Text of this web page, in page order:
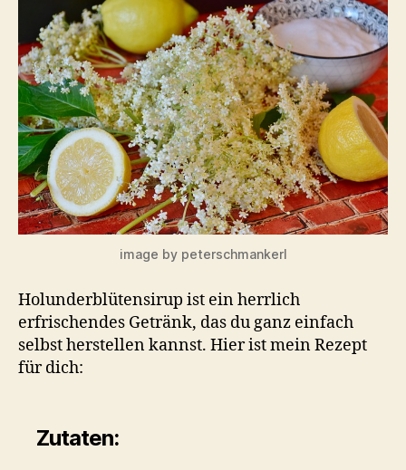
image by peterschmankerl
Holunderblütensirup ist ein herrlich
erfrischendes Getränk, das du ganz einfach
selbst herstellen kannst. Hier ist mein Rezept
für dich:
Zutaten: